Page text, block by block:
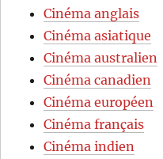
Cinéma anglais
Cinéma asiatique
Cinéma australien
Cinéma canadien
Cinéma européen
Cinéma français
Cinéma indien